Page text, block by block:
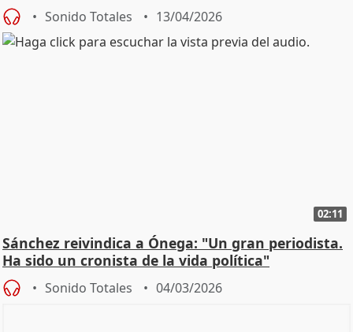
Sonido Totales 13/04/2026
02:11
Sánchez reivindica a Ónega: "Un gran periodista.
Ha sido un cronista de la vida política"
Sonido Totales 04/03/2026